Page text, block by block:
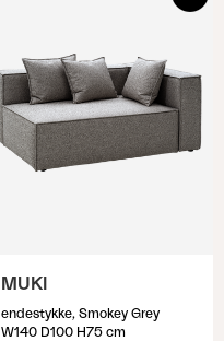
MUKI
endestykke, Smokey Grey
W140 D100 H75 cm